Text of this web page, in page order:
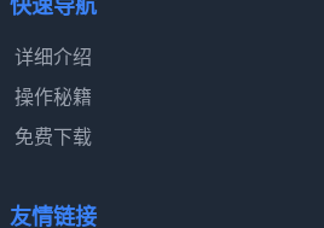
快速导航
详细介绍
操作秘籍
免费下载
友情链接